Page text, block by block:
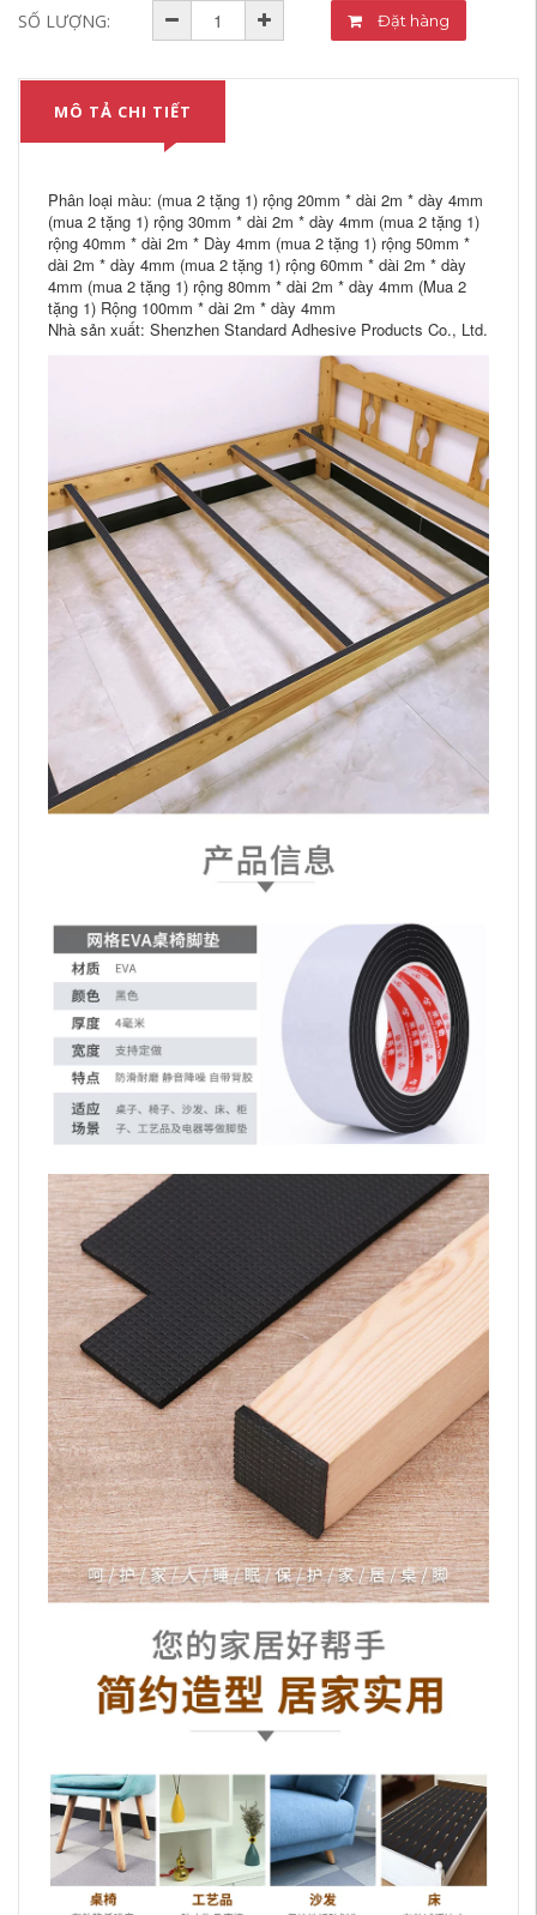
SỐ LƯỢNG: Đặt hàng
MÔ TẢ CHI TIẾT
Phân loại màu: (mua 2 tặng 1) rộng 20mm * dài 2m * dày 4mm
(mua 2 tặng 1) rộng 30mm * dài 2m * dày 4mm (mua 2 tặng 1)
rộng 40mm * dài 2m * Dày 4mm (mua 2 tặng 1) rộng 50mm *
dài 2m * dày 4mm (mua 2 tặng 1) rộng 60mm * dài 2m * dày
4mm (mua 2 tặng 1) rộng 80mm * dài 2m * dày 4mm (Mua 2
tặng 1) Rộng 100mm * dài 2m * dày 4mm
Nhà sản xuất: Shenzhen Standard Adhesive Products Co., Ltd.